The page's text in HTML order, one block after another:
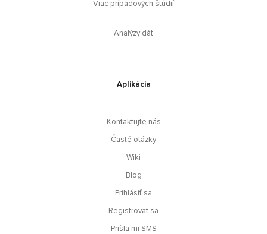
Viac prípadových štúdií
Analýzy dát
Aplikácia
Kontaktujte nás
Časté otázky
Wiki
Blog
Prihlásiť sa
Registrovať sa
Prišla mi SMS